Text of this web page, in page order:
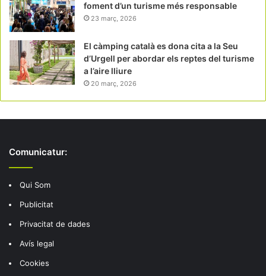
foment d’un turisme més responsable
23 març, 2026
El càmping català es dona cita a la Seu
d’Urgell per abordar els reptes del turisme
a l’aire lliure
20 març, 2026
Comunicatur:
Qui Som
Publicitat
Privacitat de dades
Avís legal
Cookies